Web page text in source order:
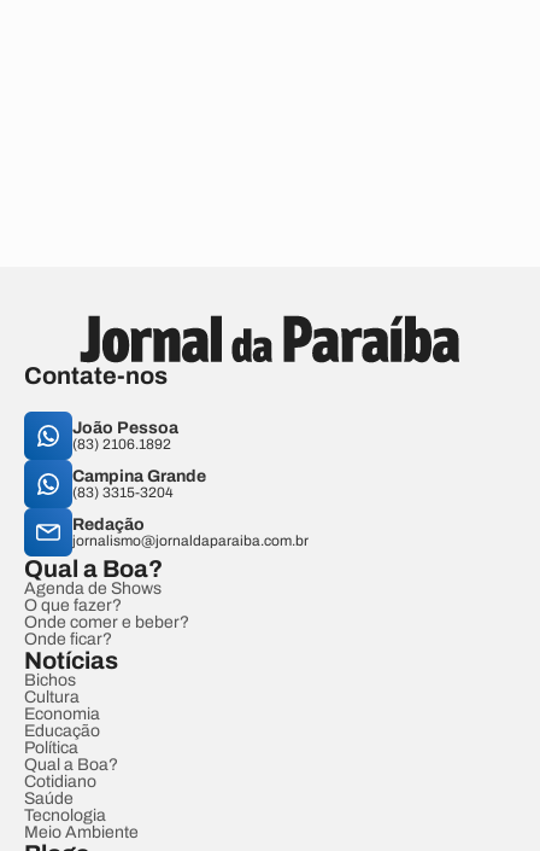
Contate-nos
João Pessoa
(83) 2106.1892
Campina Grande
(83) 3315-3204
Redação
jornalismo@jornaldaparaiba.com.br
Qual a Boa?
Agenda de Shows
O que fazer?
Onde comer e beber?
Onde ficar?
Notícias
Bichos
Cultura
Economia
Educação
Política
Qual a Boa?
Cotidiano
Saúde
Tecnologia
Meio Ambiente